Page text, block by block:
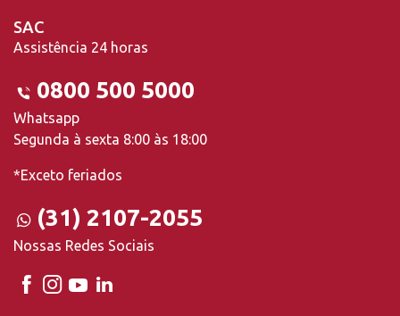
SAC
Assistência 24 horas
0800 500 5000
Whatsapp
Segunda à sexta 8:00 às 18:00
*Exceto feriados
(31) 2107-2055
Nossas Redes Sociais